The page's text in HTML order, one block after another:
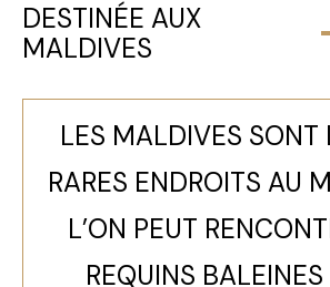
DESTINÉE AUX
MALDIVES
LES MALDIVES SONT
RARES ENDROITS AU
L’ON PEUT
REQUINS